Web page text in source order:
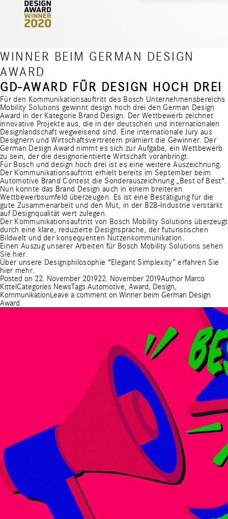
WINNER BEIM GERMAN DESIGN
AWARD
GD-AWARD FÜR DESIGN HOCH DREI
Für den Kommunikationsauftritt des Bosch Unternehmensbereichs
Mobility Solutions gewinnt design hoch drei den German Design
Award in der Kategorie Brand Design. Der Wettbewerb zeichnet
innovative Projekte aus, die in der deutschen und internationalen
Designlandschaft wegweisend sind. Eine internationale Jury aus
Designern und Wirtschaftsvertretern prämiert die Gewinner. Der
German Design Award nimmt es sich zur Aufgabe, ein Wettbewerb
zu sein, der die designorientierte Wirtschaft voranbringt.
Für Bosch und design hoch drei ist es eine weitere Auszeichnung.
Der Kommunikationsauftritt erhielt bereits im September beim
Automotive Brand Contest die Sonderauszeichnung „Best of Best“.
Nun konnte das Brand Design auch in einem breiteren
Wettbewerbsumfeld überzeugen. Es ist eine Bestätigung für die
gute Zusammenarbeit und den Mut, in der B2B-Industrie verstärkt
auf Designqualität wert zulegen.
Der Kommunikationsauftritt von Bosch Mobility Solutions überzeugt
durch eine klare, reduzierte Designsprache, der futuristischen
Bildwelt und der konsequenten Nutzenkommunikation.
Einen Auszug unserer Arbeiten für Bosch Mobility Solutions sehen
Sie hier.
Über unsere Designphilosophie “Elegant Simplexity” erfahren Sie
hier mehr.
Posted on 22. November 201922. November 2019Author Marco
KittelCategories NewsTags Automotive, Award, Design,
KommunikationLeave a comment on Winner beim German Design
Award